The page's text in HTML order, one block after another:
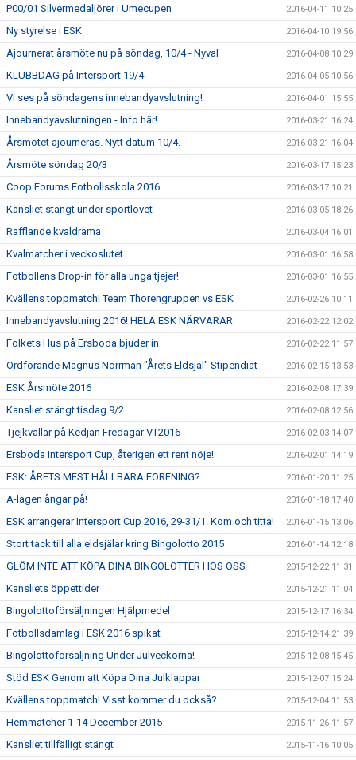
P00/01 Silvermedaljörer i Umecupen 2016-04-11 10:25
Ny styrelse i ESK 2016-04-10 19:56
Ajournerat årsmöte nu på söndag, 10/4 - Nyval 2016-04-08 10:29
KLUBBDAG på Intersport 19/4 2016-04-05 10:56
Vi ses på söndagens innebandyavslutning! 2016-04-01 15:55
Innebandyavslutningen - Info här! 2016-03-21 16:24
Årsmötet ajourneras. Nytt datum 10/4. 2016-03-21 16:04
Årsmöte söndag 20/3 2016-03-17 15:23
Coop Forums Fotbollsskola 2016 2016-03-17 10:21
Kansliet stängt under sportlovet 2016-03-05 18:26
Rafflande kvaldrama 2016-03-04 16:01
Kvalmatcher i veckoslutet 2016-03-01 16:58
Fotbollens Drop-in för alla unga tjejer! 2016-03-01 16:55
Kvällens toppmatch! Team Thorengruppen vs ESK 2016-02-26 10:11
Innebandyavslutning 2016! HELA ESK NÄRVARAR 2016-02-22 12:02
Folkets Hus på Ersboda bjuder in 2016-02-22 11:57
Ordförande Magnus Norrman "Årets Eldsjäl" Stipendiat 2016-02-15 13:53
ESK Årsmöte 2016 2016-02-08 17:39
Kansliet stängt tisdag 9/2 2016-02-08 12:56
Tjejkvällar på Kedjan Fredagar VT2016 2016-02-03 14:07
Ersboda Intersport Cup, återigen ett rent nöje! 2016-02-01 14:19
ESK: ÅRETS MEST HÅLLBARA FÖRENING? 2016-01-20 11:25
A-lagen ångar på! 2016-01-18 17:40
ESK arrangerar Intersport Cup 2016, 29-31/1. Kom och titta! 2016-01-15 13:06
Stort tack till alla eldsjälar kring Bingolotto 2015 2016-01-14 12:18
GLÖM INTE ATT KÖPA DINA BINGOLOTTER HOS OSS 2015-12-22 11:31
Kansliets öppettider 2015-12-21 11:04
Bingolottoförsäljningen Hjälpmedel 2015-12-17 16:34
Fotbollsdamlag i ESK 2016 spikat 2015-12-14 21:39
Bingolottoförsäljning Under Julveckorna! 2015-12-08 15:45
Stöd ESK Genom att Köpa Dina Julklappar 2015-12-07 15:24
Kvällens toppmatch! Visst kommer du också? 2015-12-04 11:53
Hemmatcher 1-14 December 2015 2015-11-26 11:57
Kansliet tillfälligt stängt 2015-11-16 10:05